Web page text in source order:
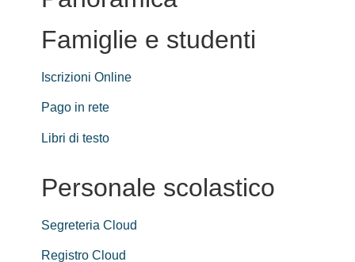
Famiglie e studenti
Iscrizioni Online
Pago in rete
Libri di testo
Personale scolastico
Segreteria Cloud
Registro Cloud